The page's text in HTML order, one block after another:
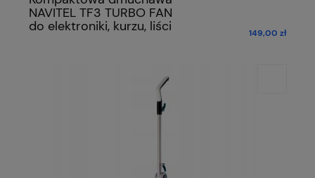
NAVITEL TF3 TURBO FAN
do elektroniki, kurzu, liści 149,00 zł